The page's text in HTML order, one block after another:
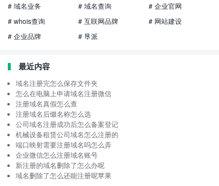
# 域名业务
# 域名查询
# 企业官网
# whois查询
# 互联网品牌
# 网站建设
# 企业品牌
# 垦派
最近内容
域名注册完怎么保存文件夹
怎么在电脑上申请域名注册微信
注册域名真假怎么查
注册域名后缀名称怎么选
公司域名注册成功后怎么备案登记
机械设备租赁公司域名怎么注册的
端口映射需要注册域名吗怎么弄
企业微信怎么注册域名账号
新注册的域名删除了怎么办呢
域名删除了怎么还能注册呢苹果